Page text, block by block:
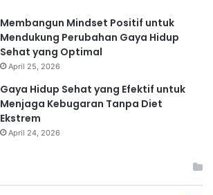
Membangun Mindset Positif untuk
Mendukung Perubahan Gaya Hidup
Sehat yang Optimal
April 25, 2026
Gaya Hidup Sehat yang Efektif untuk
Menjaga Kebugaran Tanpa Diet
Ekstrem
April 24, 2026